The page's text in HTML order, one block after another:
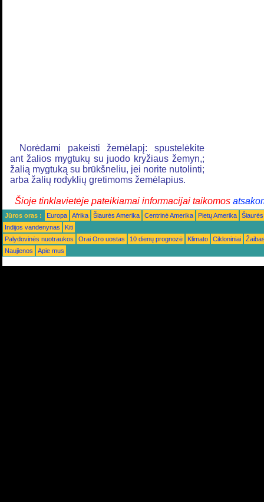
Norėdami pakeisti žemėlapį: spustelėkite
ant žalios mygtukų su juodo kryžiaus žemyn,;
žalią mygtuką su brūkšneliu, jei norite nutolinti;
arba žalių rodyklių gretimoms žemėlapius.
Šioje tinklavietėje pateikiamai informacijai taikomos
Jūros oras : Europa Afrika Šiaurės Amerika Centrinė Amerika Pietų Amerika
Indijos vandenynas
Kiti
Palydovinės nuotraukos
Orai Oro uostas 10 dienų prognozė Klimato Cikloniniai
Naujienos
Apie mus